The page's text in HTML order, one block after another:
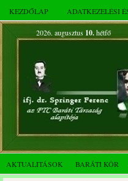
KEZDŐLAP ADATKEZELÉSI
2026. augusztus 10.hétfő
AKTUALITÁSOK BARÁTI KÖR